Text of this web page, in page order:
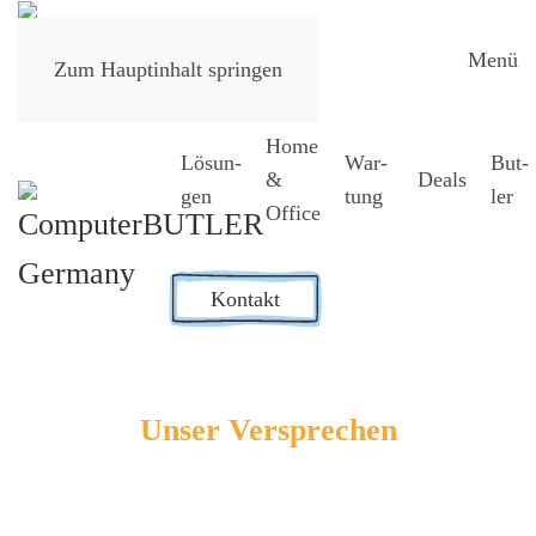
Zum Hauptinhalt springen Menü
Lösun­
gen
Home
&
Office
War­
tung
Deals
But­
ler
Kontakt
Unser Ver­spre­chen